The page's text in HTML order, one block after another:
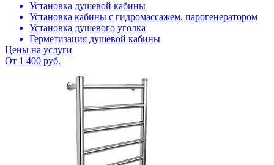
Установка душевой кабины
Установка кабины с гидромассажем, парогенератором
Установка душевого уголка
Герметизация душевой кабины
Цены на услуги
От 1 400 руб.